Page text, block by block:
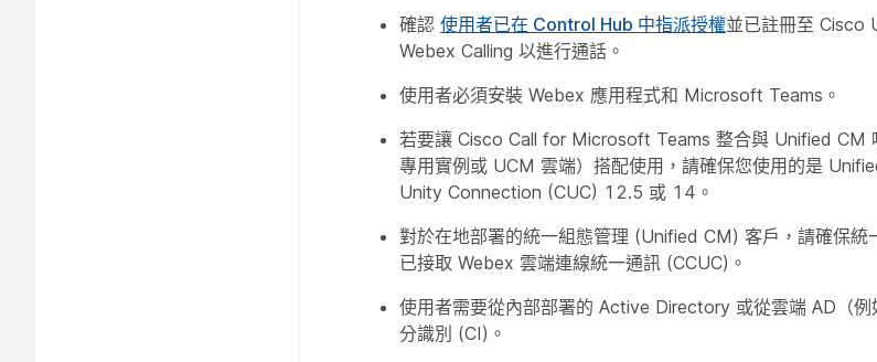
確認 使用者已在 Control Hub 中指派授權並已註冊至 Cisco
Webex Calling 以進行通話。
使用者必須安裝 Webex 應用程式和 Microsoft Teams。
若要讓 Cisco Call for Microsoft Teams 整合與 Unified CM
專用實例或 UCM 雲端）搭配使用，請確保您使用的是
Unity Connection (CUC) 12.5 或 14。
對於在地部署的統一組態管理 (Unified CM) 客戶，請確保
已接取 Webex 雲端連線統一通訊 (CCUC)。
使用者需要從內部部署的 Active Directory 或從雲端 AD（
分識別 (CI)。